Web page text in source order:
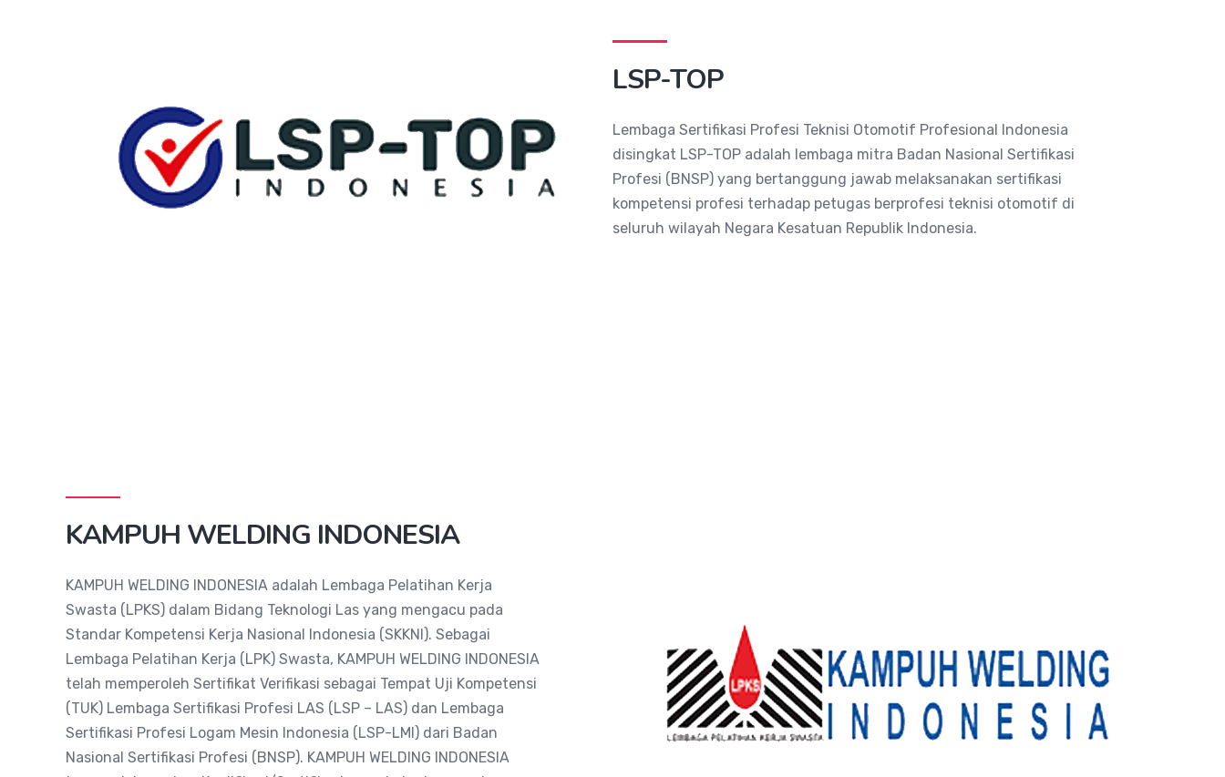
LSP-TOP
Lembaga Sertifikasi Profesi Teknisi Otomotif Profesional Indonesia
disingkat LSP-TOP adalah lembaga mitra Badan Nasional Sertifikasi
Profesi (BNSP) yang bertanggung jawab melaksanakan sertifikasi
kompetensi profesi terhadap petugas berprofesi teknisi otomotif di
seluruh wilayah Negara Kesatuan Republik Indonesia.
KAMPUH WELDING INDONESIA
KAMPUH WELDING INDONESIA adalah Lembaga Pelatihan Kerja
Swasta (LPKS) dalam Bidang Teknologi Las yang mengacu pada
Standar Kompetensi Kerja Nasional Indonesia (SKKNI). Sebagai
Lembaga Pelatihan Kerja (LPK) Swasta, KAMPUH WELDING INDONESIA
telah memperoleh Sertifikat Verifikasi sebagai Tempat Uji Kompetensi
(TUK) Lembaga Sertifikasi Profesi LAS (LSP – LAS) dan Lembaga
Sertifikasi Profesi Logam Mesin Indonesia (LSP-LMI) dari Badan
Nasional Sertifikasi Profesi (BNSP). KAMPUH WELDING INDONESIA